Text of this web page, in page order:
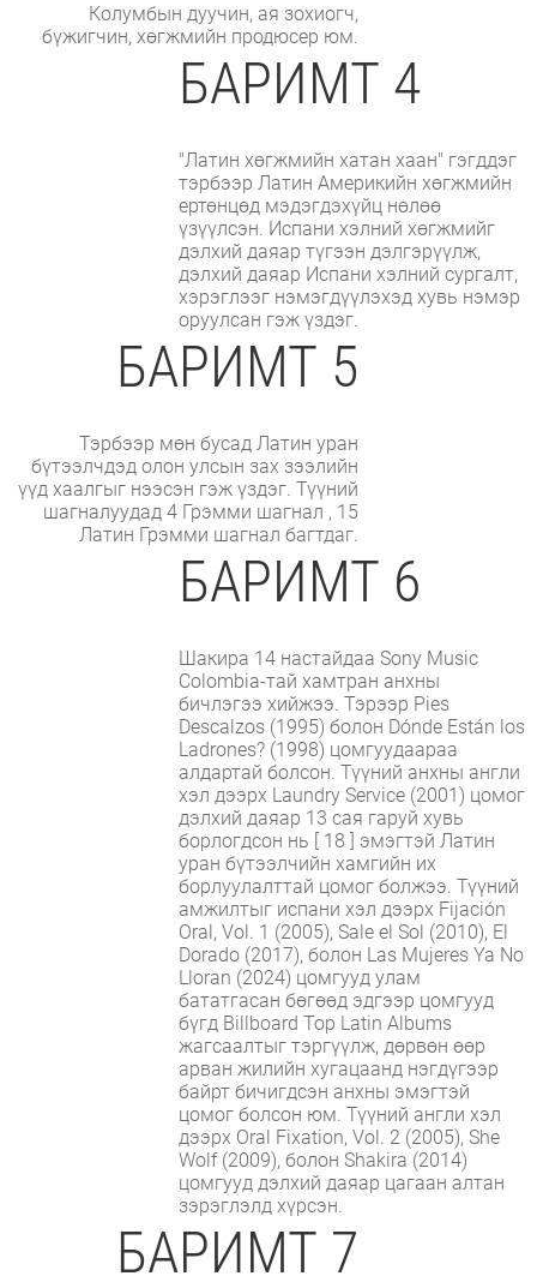
Колумбын дуучин, ая зохиогч,
бүжигчин, хөгжмийн продюсер юм.
БАРИМТ 4
"Латин хөгжмийн хатан хаан" гэгддэг
тэрбээр Латин Америкийн хөгжмийн
ертөнцөд мэдэгдэхүйц нөлөө
үзүүлсэн. Испани хэлний хөгжмийг
дэлхий даяар түгээн дэлгэрүүлж,
дэлхий даяар Испани хэлний сургалт,
хэрэглээг нэмэгдүүлэхэд хувь нэмэр
оруулсан гэж үздэг.
БАРИМТ 5
Тэрбээр мөн бусад Латин уран
бүтээлчдэд олон улсын зах зээлийн
үүд хаалгыг нээсэн гэж үздэг. Түүний
шагналуудад 4 Грэмми шагнал , 15
Латин Грэмми шагнал багтдаг.
БАРИМТ 6
Шакира 14 настайдаа Sony Music
Colombia-тай хамтран анхны
бичлэгээ хийжээ. Тэрээр Pies
Descalzos (1995) болон Dónde Están los
Ladrones? (1998) цомгуудаараа
алдартай болсон. Түүний анхны англи
хэл дээрх Laundry Service (2001) цомог
дэлхий даяар 13 сая гаруй хувь
борлогдсон нь [ 18 ] эмэгтэй Латин
уран бүтээлчийн хамгийн их
борлуулалттай цомог болжээ. Түүний
амжилтыг испани хэл дээрх Fijación
Oral, Vol. 1 (2005), Sale el Sol (2010), El
Dorado (2017), болон Las Mujeres Ya No
Lloran (2024) цомгууд улам
бататгасан бөгөөд эдгээр цомгууд
бүгд Billboard Top Latin Albums
жагсаалтыг тэргүүлж, дөрвөн өөр
арван жилийн хугацаанд нэгдүгээр
байрт бичигдсэн анхны эмэгтэй
цомог болсон юм. Түүний англи хэл
дээрх Oral Fixation, Vol. 2 (2005), She
Wolf (2009), болон Shakira (2014)
цомгууд дэлхий даяар цагаан алтан
зэрэглэлд хүрсэн.
БАРИМТ 7